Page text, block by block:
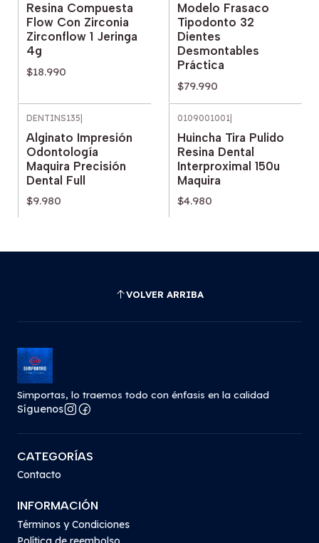
Resina Compuesta
Flow Con Zirconia
Zirconflow 1 Jeringa
4g
$18.990
Modelo Frasaco
Tipodonto 32
Dientes
Desmontables
Práctica
$79.990
DENTINS135|
Alginato Impresión
Odontología
Maquira Precisión
Dental Full
$9.980
0109001001|
Huincha Tira Pulido
Resina Dental
Interproximal 150u
Maquira
$4.980
VOLVER ARRIBA
Simportas, lo traemos todo con énfasis en la calidad
Síguenos
CATEGORÍAS
Contacto
INFORMACIÓN
Términos y Condiciones